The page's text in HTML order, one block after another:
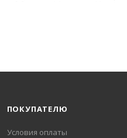
ПОКУПАТЕЛЮ
Условия оплаты